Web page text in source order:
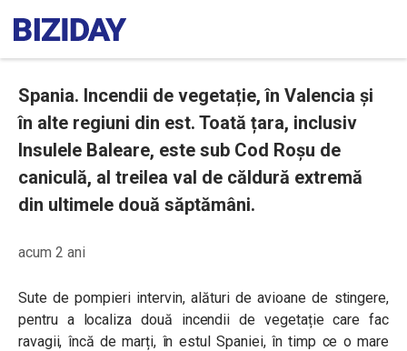
Spania. Incendii de vegetație, în Valencia și
în alte regiuni din est. Toată țara, inclusiv
Insulele Baleare, este sub Cod Roșu de
caniculă, al treilea val de căldură extremă
din ultimele două săptămâni.
acum 2 ani
Sute de pompieri intervin, alături de avioane de stingere,
pentru a localiza două incendii de vegetație care fac
ravagii, încă de marți, în estul Spaniei, în timp ce o mare